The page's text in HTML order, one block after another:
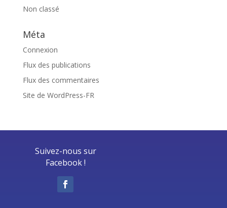
Non classé
Méta
Connexion
Flux des publications
Flux des commentaires
Site de WordPress-FR
Suivez-nous sur
Facebook !